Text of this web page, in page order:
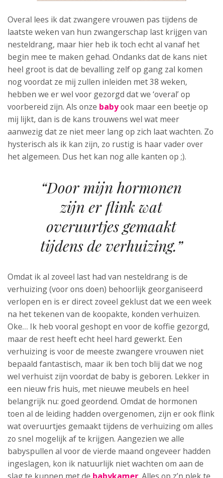
Overal lees ik dat zwangere vrouwen pas tijdens de
laatste weken van hun zwangerschap last krijgen van
nesteldrang, maar hier heb ik toch echt al vanaf het
begin mee te maken gehad. Ondanks dat de kans niet
heel groot is dat de bevalling zelf op gang zal komen
nog voordat ze mij zullen inleiden met 38 weken,
hebben we er wel voor gezorgd dat we ‘overal’ op
voorbereid zijn. Als onze babyook maar een beetje op
mij lijkt, dan is de kans trouwens wel wat meer
aanwezig dat ze niet meer lang op zich laat wachten. Zo
hysterisch als ik kan zijn, zo rustig is haar vader over
het algemeen. Dus het kan nog alle kanten op ;).
“Door mijn hormonen
zijn er flink wat
overuurtjes gemaakt
tijdens de verhuizing.”
Omdat ik al zoveel last had van nesteldrang is de
verhuizing (voor ons doen) behoorlijk georganiseerd
verlopen en is er direct zoveel geklust dat we een week
na het tekenen van de koopakte, konden verhuizen.
Oke… Ik heb vooral geshopt en voor de koffie gezorgd,
maar de rest heeft echt heel hard gewerkt. Een
verhuizing is voor de meeste zwangere vrouwen niet
bepaald fantastisch, maar ik ben toch blij dat we nog
wel verhuist zijn voordat de baby is geboren. Lekker in
een nieuw fris huis, met nieuwe meubels en heel
belangrijk nu: goed geordend. Omdat de hormonen
toen al de leiding hadden overgenomen, zijn er ook flink
wat overuurtjes gemaakt tijdens de verhuizing om alles
zo snel mogelijk af te krijgen. Aangezien we alle
babyspullen al voor de vierde maand ongeveer hadden
ingeslagen, kon ik natuurlijk niet wachten om aan de